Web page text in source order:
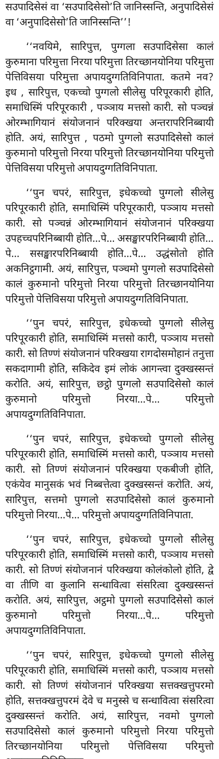
सउपादिसेसं वा ‘सउपादिसेसो’ति जानिस्सन्ति, अनुपादिसेसं
वा ‘अनुपादिसेसो’ति जानिस्सन्ति’’!
‘‘नवयिमे, सारिपुत्त, पुग्गला सउपादिसेसा कालं
कुरुमाना परिमुत्ता निरया परिमुत्ता तिरच्छानयोनिया परिमुत्ता
पेत्तिविसया परिमुत्ता अपायदुग्गतिविनिपाता. कतमे नव?
इध , सारिपुत्त, एकच्चो पुग्गलो सीलेसु परिपूरकारी होति,
समाधिस्मिं परिपूरकारी , पञ्ञाय मत्तसो कारी. सो पञ्चन्नं
ओरम्भागियानं संयोजनानं परिक्खया अन्तरापरिनिब्बायी
होति. अयं, सारिपुत्त , पठमो पुग्गलो सउपादिसेसो कालं
कुरुमानो परिमुत्तो निरया परिमुत्तो तिरच्छानयोनियापरिमुत्तो
पेत्तिविसया परिमुत्तो अपायदुग्गतिविनिपाता.
‘‘पुन चपरं, सारिपुत्त, इधेकच्चो पुग्गलो सीलेसु
परिपूरकारी होति, समाधिस्मिं परिपूरकारी, पञ्ञाय मत्तसो
कारी. सो पञ्चन्नं ओरम्भागियानं संयोजनानं परिक्खया
उपहच्चपरिनिब्बायी होति…पे… असङ्खारपरिनिब्बायी होति…
पे… ससङ्खारपरिनिब्बायी होति…पे… उद्धंसोतो होति
अकनिट्ठगामी. अयं, सारिपुत्त, पञ्चमो पुग्गलो सउपादिसेसो
कालं कुरुमानो परिमुत्तो निरया परिमुत्तो तिरच्छानयोनिया
परिमुत्तो पेत्तिविसया परिमुत्तो अपायदुग्गतिविनिपाता.
‘‘पुन चपरं, सारिपुत्त, इधेकच्चो पुग्गलो सीलेसु
परिपूरकारी होति, समाधिस्मिं मत्तसो कारी, पञ्ञाय मत्तसो
कारी. सो तिण्णं संयोजनानं परिक्खया रागदोसमोहानं तनुत्ता
सकदागामी होति, सकिदेव इमं लोकं आगन्त्वा दुक्खस्सन्तं
करोति. अयं, सारिपुत्त, छट्ठो पुग्गलो सउपादिसेसो कालं
कुरुमानो परिमुत्तो निरया…पे… परिमुत्तो
अपायदुग्गतिविनिपाता.
‘‘पुन चपरं, सारिपुत्त, इधेकच्चो पुग्गलो सीलेसु
परिपूरकारी होति, समाधिस्मिं मत्तसो कारी, पञ्ञाय मत्तसो
कारी. सो तिण्णं संयोजनानं परिक्खया एकबीजी होति,
एकंयेव मानुसकं भवं निब्बत्तेत्वा दुक्खस्सन्तं करोति. अयं,
सारिपुत्त, सत्तमो पुग्गलो सउपादिसेसो कालं कुरुमानो
परिमुत्तो निरया…पे… परिमुत्तो अपायदुग्गतिविनिपाता.
‘‘पुन चपरं, सारिपुत्त, इधेकच्चो पुग्गलो सीलेसु
परिपूरकारी होति, समाधिस्मिं मत्तसो कारी, पञ्ञाय मत्तसो
कारी. सो तिण्णं संयोजनानं परिक्खया कोलंकोलो होति, द्वे
वा तीणि वा कुलानि सन्धावित्वा संसरित्वा दुक्खस्सन्तं
करोति. अयं, सारिपुत्त, अट्ठमो पुग्गलो सउपादिसेसो कालं
कुरुमानो परिमुत्तो निरया…पे… परिमुत्तो
अपायदुग्गतिविनिपाता.
‘‘पुन चपरं, सारिपुत्त, इधेकच्चो पुग्गलो सीलेसु
परिपूरकारी होति, समाधिस्मिं मत्तसो कारी, पञ्ञाय मत्तसो
कारी. सो तिण्णं संयोजनानं परिक्खया सत्तक्खत्तुपरमो
होति, सत्तक्खत्तुपरमं देवे च मनुस्से च सन्धावित्वा संसरित्वा
दुक्खस्सन्तं करोति. अयं, सारिपुत्त, नवमो पुग्गलो
सउपादिसेसो कालं कुरुमानो परिमुत्तो निरया परिमुत्तो
तिरच्छानयोनिया परिमुत्तो पेत्तिविसया परिमुत्तो